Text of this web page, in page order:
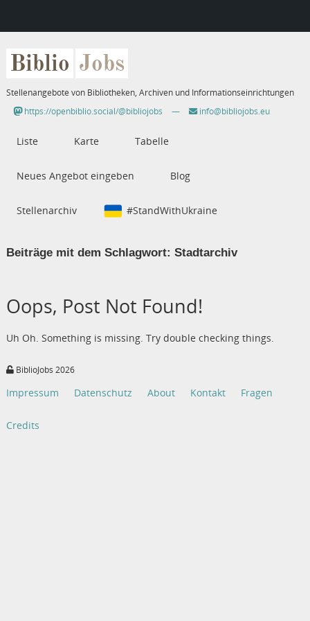
Biblio Jobs
Stellenangebote von Bibliotheken, Archiven und Informationseinrichtungen
https://openbiblio.social/@bibliojobs
— info@bibliojobs.eu
Liste Karte Tabelle
Neues Angebot eingeben Blog
Stellenarchiv #StandWithUkraine
Beiträge mit dem Schlagwort: Stadtarchiv
Oops, Post Not Found!
Uh Oh. Something is missing. Try double checking things.
BiblioJobs 2026
Impressum Datenschutz About Kontakt Fragen
Credits